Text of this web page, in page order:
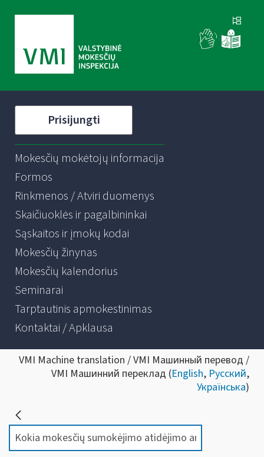
Prisijungti
Mokesčių mokėtojų informacija
Formos
Rinkmenos / Atviri duomenys
Skaičiuoklės ir pagalbininkai
Sąskaitos ir įmokų kodai
Mokesčių žinynas
Mokesčių kalendorius
Seminarai
Tarptautinis apmokestinimas
Kontaktai / Apklausa
VMI Machine translation / VMI Машинный перевод /
VMI Машинний переклад (English, Русский,
Українська)